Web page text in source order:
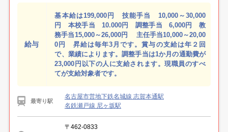
給与
基本給は199,000円 技能手当 10,000～30,000
円 本校手当 10.000円 調整手当 6,000円 教
務手当15,000～26,000円 主任手当10,000～20,00
0円 昇給は毎年3月です。賞与の支給は年２回
で、業績によります。調整手当は1か月の通勤費が
23,000円以下の人に支給されます。現職員のすべ
てが支給対象者です。
最寄り駅
名古屋市営地下鉄名城線 志賀本通駅
名鉄瀬戸線 尼ヶ坂駅
〒462-0833